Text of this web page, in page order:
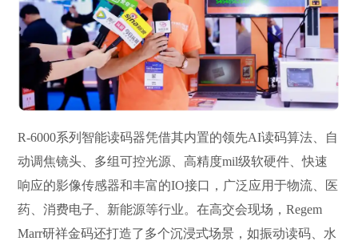
R-6000系列智能读码器凭借其内置的领先AI读码算法、自
动调焦镜头、多组可控光源、高精度mil级软硬件、快速
响应的影像传感器和丰富的IO接口，广泛应用于物流、医
药、消费电子、新能源等行业。在高交会现场，Regem
Marr研祥金码还打造了多个沉浸式场景，如振动读码、水